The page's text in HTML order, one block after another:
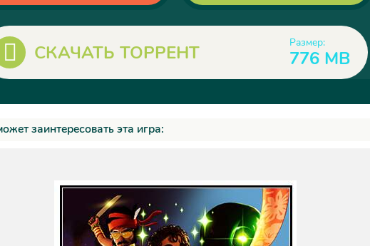
СКАЧАТЬ ТОРРЕНТ Размер:
776 MB
заинтересовать эта игра: